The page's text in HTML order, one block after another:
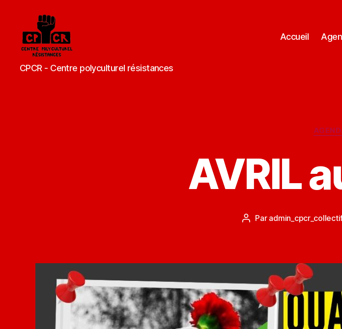
CPCR
-
CPCR - Centre polyculturel résistances
Accueil
AVRIL
Auteur
Par